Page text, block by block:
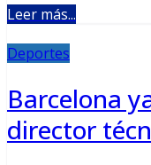
Leer más...
Deportes
Barcelona
director